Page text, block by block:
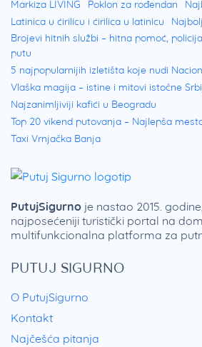
Markiza LIVING
Poklon za rođendan
Latinica u ćirilicu i ćirilica u latinicu
Brojevi hitnih službi – hitna pomoć,
putu
5 najpopularnijih izletišta koje nudi
Vlaška magija – istine i mitovi istočne
Najzanimljiviji kafići u Beogradu
Top 20 vikend putovanja – Najlepša
Taxi Vrnjačka Banja
PUTUJ SIGURNO
O PutujSigurno
Kontakt
Najčešća pitanja
PutujSigurno je nastao 2015.
najposećeniji turistički portal na
multifunkcionalna platforma za